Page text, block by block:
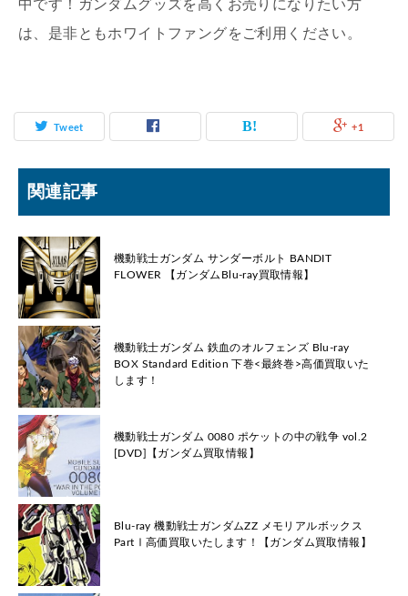
中です！ガンダムグッズを高くお売りになりたい方
は、是非ともホワイトファングをご利用ください。
Tweet +1
関連記事
機動戦士ガンダム サンダーボルト BANDIT
FLOWER 【ガンダムBlu-ray買取情報】
機動戦士ガンダム 鉄血のオルフェンズ Blu-ray
BOX Standard Edition 下巻<最終巻>高価買取いた
します！
機動戦士ガンダム 0080 ポケットの中の戦争 vol.2
[DVD]【ガンダム買取情報】
Blu-ray 機動戦士ガンダムZZ メモリアルボックス
PartⅠ高価買取いたします！【ガンダム買取情報】